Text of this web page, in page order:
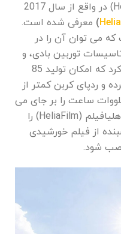
فیلم خورشیدی هلیاسول (HeliaSol) در واقع از سال 2017
) معرفی شده است.
می توان آن را در
توربین بادی، و
سایر مناطق با سطوح بزرگ نصب کرد که امکان تولید 85
و ردپای کربن کمتر از
ساعت را بر جای می
همچنین، هلیاتک به تازگی هلیافیلم (HeliaFilm) را
از فیلم خورشیدی
شود.